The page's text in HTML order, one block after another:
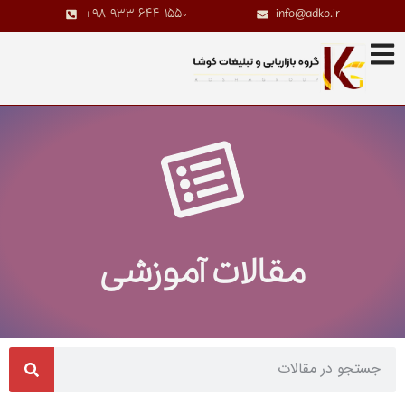
info@adko.ir
+98-933-644-1550
مقالات آموزشی